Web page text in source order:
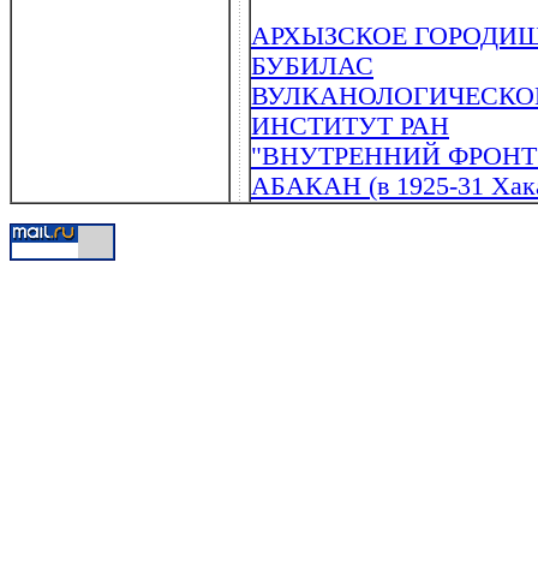
АРХЫЗСКОЕ
БУБИЛАС
ИНСТИТУТ РАН
"ВНУТРЕННИЙ
АБАКАН (в 1925-31